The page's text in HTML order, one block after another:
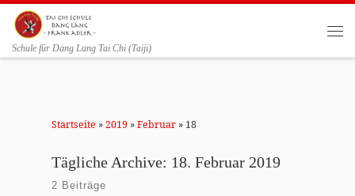
Zum Inhalt springen
Schule für Dang Lang Tai Chi (Taiji)
Startseite »2019 »Februar » 18
Tägliche Archive: 18. Februar 2019
2 Beiträge